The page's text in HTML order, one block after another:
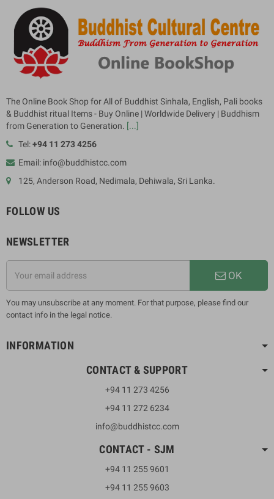
The Online Book Shop for All of Buddhist Sinhala, English, Pali books
& Buddhist ritual Items - Buy Online | Worldwide Delivery | Buddhism
from Generation to Generation. [...]
Tel:+94 11 273 4256
Email: info@buddhistcc.com
125, Anderson Road, Nedimala, Dehiwala, Sri Lanka.
FOLLOW US
NEWSLETTER
OK
You may unsubscribe at any moment. For that purpose, please find our
contact info in the legal notice.
INFORMATION
CONTACT & SUPPORT
+94 11 273 4256
+94 11 272 6234
info@buddhistcc.com
CONTACT - SJM
+94 11 255 9601
+94 11 255 9603